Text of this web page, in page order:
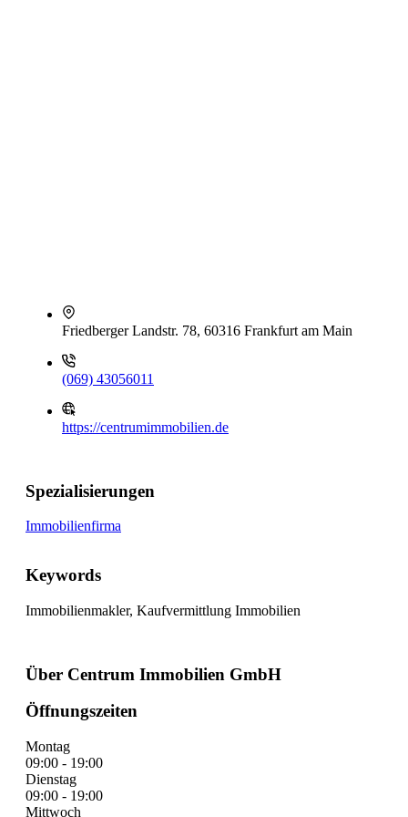
Friedberger Landstr. 78, 60316 Frankfurt am Main
(069) 43056011
https://centrumimmobilien.de
Spezialisierungen
Immobilienfirma
Keywords
Immobilienmakler, Kaufvermittlung Immobilien
Über Centrum Immobilien GmbH
Öffnungszeiten
Montag
09:00 - 19:00
Dienstag
09:00 - 19:00
Mittwoch